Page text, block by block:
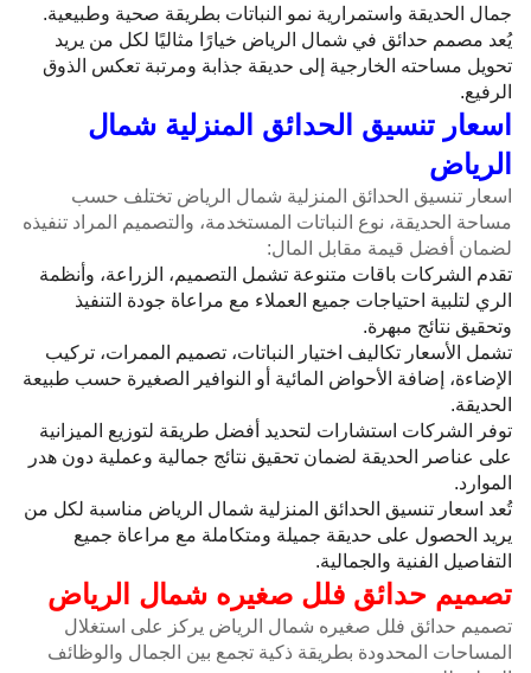
جمال الحديقة واستمرارية نمو النباتات بطريقة صحية وطبيعية.
يُعد مصمم حدائق في شمال الرياض خيارًا مثاليًا لكل من يريد
تحويل مساحته الخارجية إلى حديقة جذابة ومرتبة تعكس الذوق
الرفيع.
اسعار تنسيق الحدائق المنزلية شمال
الرياض
اسعار تنسيق الحدائق المنزلية شمال الرياض تختلف حسب
مساحة الحديقة، نوع النباتات المستخدمة، والتصميم المراد تنفيذه
لضمان أفضل قيمة مقابل المال:
تقدم الشركات باقات متنوعة تشمل التصميم، الزراعة، وأنظمة
الري لتلبية احتياجات جميع العملاء مع مراعاة جودة التنفيذ
وتحقيق نتائج مبهرة.
تشمل الأسعار تكاليف اختيار النباتات، تصميم الممرات، تركيب
الإضاءة، إضافة الأحواض المائية أو النوافير الصغيرة حسب طبيعة
الحديقة.
توفر الشركات استشارات لتحديد أفضل طريقة لتوزيع الميزانية
على عناصر الحديقة لضمان تحقيق نتائج جمالية وعملية دون هدر
الموارد.
تُعد اسعار تنسيق الحدائق المنزلية شمال الرياض مناسبة لكل من
يريد الحصول على حديقة جميلة ومتكاملة مع مراعاة جميع
التفاصيل الفنية والجمالية.
تصميم حدائق فلل صغيره شمال الرياض
تصميم حدائق فلل صغيره شمال الرياض يركز على استغلال
المساحات المحدودة بطريقة ذكية تجمع بين الجمال والوظائف